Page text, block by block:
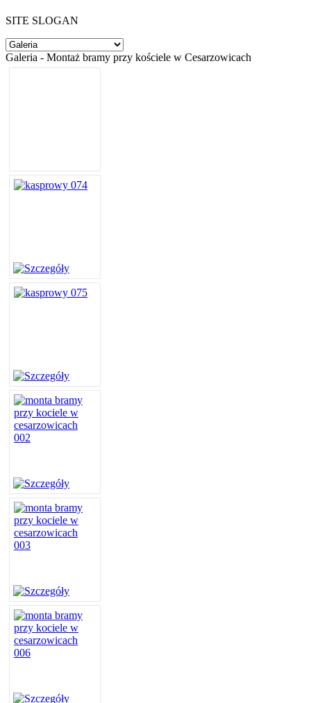
SITE SLOGAN
Galeria - Montaż bramy przy kościele w Cesarzowicach